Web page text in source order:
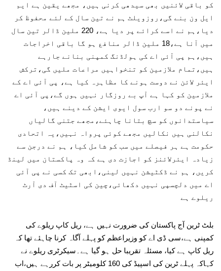
کو باقی لائنیں بھی سیدھی کرنی ہیں، مجھے یقین ہے ایم
ایل ون بنے گی،روزویلٹ ہم نے تین سال کے لئے محفوظ کر
دیا،ہم نے اسے کرائے پر دیا ہے، 220 ملین ڈالر تین سال
میں آنا ہے،18 ملین ڈالر منافع ہو گا باقی اخراجات
ہیں،ہم پی آئی اے کی ہولڈنگ کمپنی بنانے جارہے
ہیں،تمام ملازمین کو تنخواہیں مراعات ملیں گی،ترکش
ایئر لائن نے دوست ہونے کا مظاہرہ کیا ہے، پی آئی اے کے
ملازمین کو کہا ہے آپ بے روزگار نہیں ہوں گے،پی آئی اے
نے پونے دو سو ارب سول ایوی ایشن کے دینے ہیں،
سیاستدانوں کو سچ بتانا چاہئے،مجھے جتنی گالیاں
نکالنی ہیں نکالیں مجھے کوئی پرواہ نہیں،یہ اتحادی
حکومت ہے ہر فیصلے میں سب کو شامل کیا، ہم نے درجن سے
زیادہ ایئرلائنز کو اجازت دی ہے کہ وہ پاکستان میں لینڈ
کریں، ہم نے ڈکٹیشن نہیں لینی،ابھی تک کسی نے پی آئی
اے میں دلچسپی نہیں دکھائی،چین کی اسٹیٹ آف دی آرٹ
ریلوے ہے
بلٹ ٹرین آج پاکستان کی ضرورت نہیں ہے، ریل کاپ ریلوے کی
کمپنی ہے،سی ڈی اے کو وزیراعظم کو پہلے آگاہ کرنا چاہئے تھا کہ
ریل کاپ ہے کیا، مسئلہ تقریبا حل ہو گیا ہے۔سیکرٹری ریلوے نے
کہاکہ پہلے ٹرین کی اسپیڈ کی 160 کلومیٹر پر بات کررہے ہیں،اب